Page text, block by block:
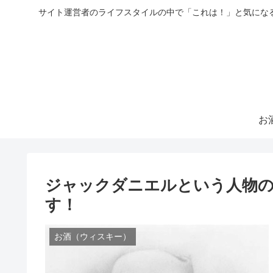
サイト運営者のライフスタイルの中で「これは！」と気に
お
ジャックダニエルという人物
す！
お酒（ウィスキー）